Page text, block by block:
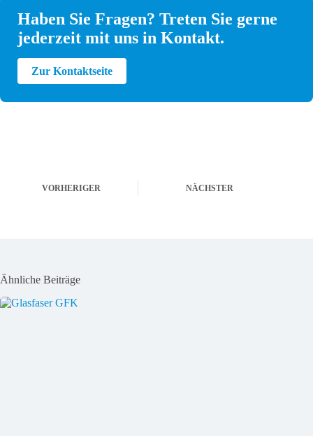
Haben Sie Fragen? Treten Sie gerne
jederzeit mit uns in Kontakt.
Zur Kontaktseite
VORHERIGER NÄCHSTER
Ähnliche Beiträge